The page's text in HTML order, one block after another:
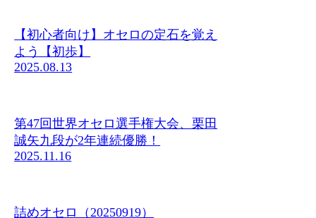
【初心者向け】オセロの定石を覚え
よう【初歩】
2025.08.13
第47回世界オセロ選手権大会、栗田
誠矢九段が2年連続優勝！
2025.11.16
詰めオセロ（20250919）